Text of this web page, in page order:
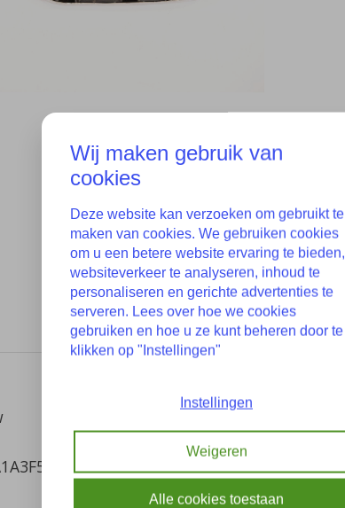
Wij maken gebruik van
cookies
Deze website kan verzoeken om gebruikt te
maken van cookies. We gebruiken cookies
om u een betere website ervaring te bieden,
websiteverkeer te analyseren, inhoud te
personaliseren en gerichte advertenties te
serveren. Lees over hoe we cookies
gebruiken en hoe u ze kunt beheren door te
klikken op "Instellingen"
Instellingen
Weigeren
Alle cookies toestaan